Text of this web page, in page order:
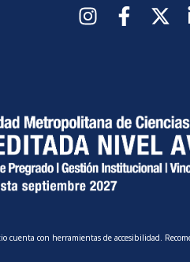
cuenta con herramientas de accesibilidad.